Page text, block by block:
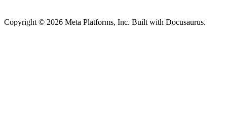
Copyright © 2026 Meta Platforms, Inc. Built with Docusaurus.